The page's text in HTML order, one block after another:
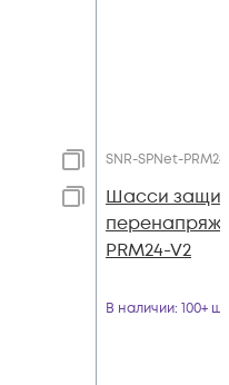
SNR-SPNet-
Шасси
PRM24-V2
В наличии: 100+ шт